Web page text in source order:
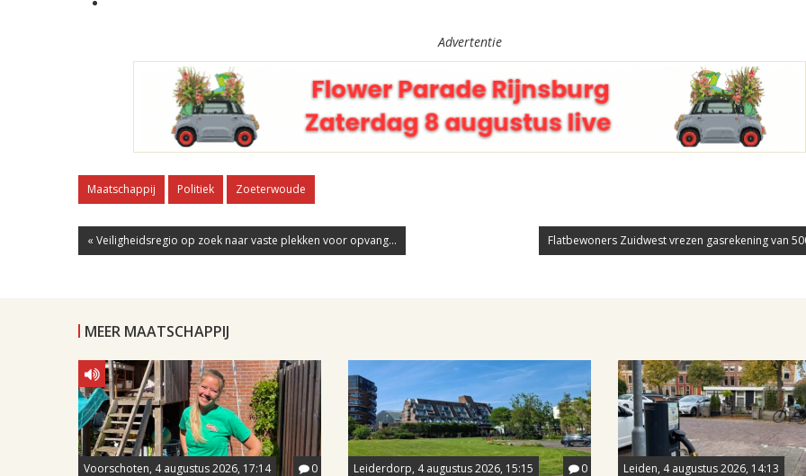
Advertentie
Maatschappij Politiek Zoeterwoude
« Veiligheidsregio op zoek naar vaste plekken voor opvang... Flatbewoners Zuidwest vrezen gasrekening van
MEER MAATSCHAPPIJ
Voorschoten, 4 augustus 2026, 17:14 0 Leiderdorp, 4 augustus 2026, 15:15 0 Leiden, 4 augustus 2026, 14:13